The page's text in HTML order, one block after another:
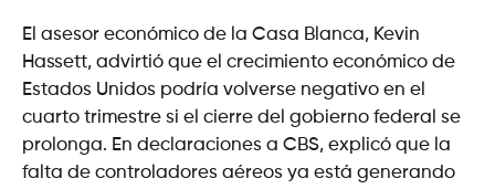
El asesor económico de la Casa Blanca, Kevin
Hassett, advirtió que el crecimiento económico de
Estados Unidos podría volverse negativo en el
cuarto trimestre si el cierre del gobierno federal se
prolonga. En declaraciones a CBS, explicó que la
falta de controladores aéreos ya está generando